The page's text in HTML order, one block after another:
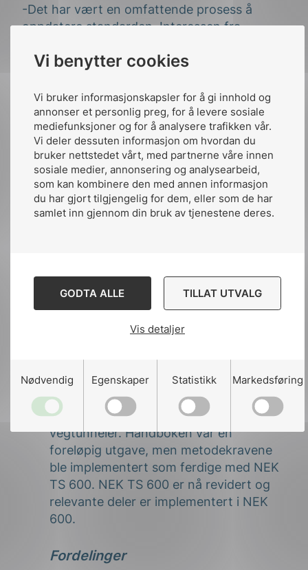
Vi benytter cookies
Vi bruker informasjonskapsler for å gi innhold og
annonser et personlig preg, for å levere sosiale
mediefunksjoner og for å analysere trafikken vår.
Vi deler dessuten informasjon om hvordan du
bruker nettstedet vårt, med partnerne våre innen
sosiale medier, annonsering og analysearbeid,
som kan kombinere den med annen informasjon
du har gjort tilgjengelig for dem, eller som de har
samlet inn gjennom din bruk av tjenestene deres.
GODTA ALLE TILLAT UTVALG
Vis detaljer
Nødvendig Egenskaper Statistikk Markedsføring
-Det har vært en omfattende prosess å
oppdatere standarden. Interessen fra
NK 300 har hatt svært mange forslag å
fagfolk i komiteen vår, fortsetter Gjesdal.
Hva er nytt i NEK 600:2025
Hele standarden har vært gjennom en
revisjon hvor alle eksisterende krav, nye krav
og kommentarer fra høringsprosessen er
vurdert av NK 300. Samtidig har det også
Nødstrøm
I 2022 ble den tekniske spesifikasjonen
NEK 600:2021. Denne tekniske
spesifikasjonen erstatter
Vegdirektoratets håndbok V630
Elektroveileder – Nødstrømsforsyning i
vegtunneler. Håndboken var en
foreløpig utgave, men metodekravene
ble implementert som ferdige med NEK
TS 600. NEK TS 600 er nå revidert og
relevante deler er implementert i NEK
600.
Fordelinger